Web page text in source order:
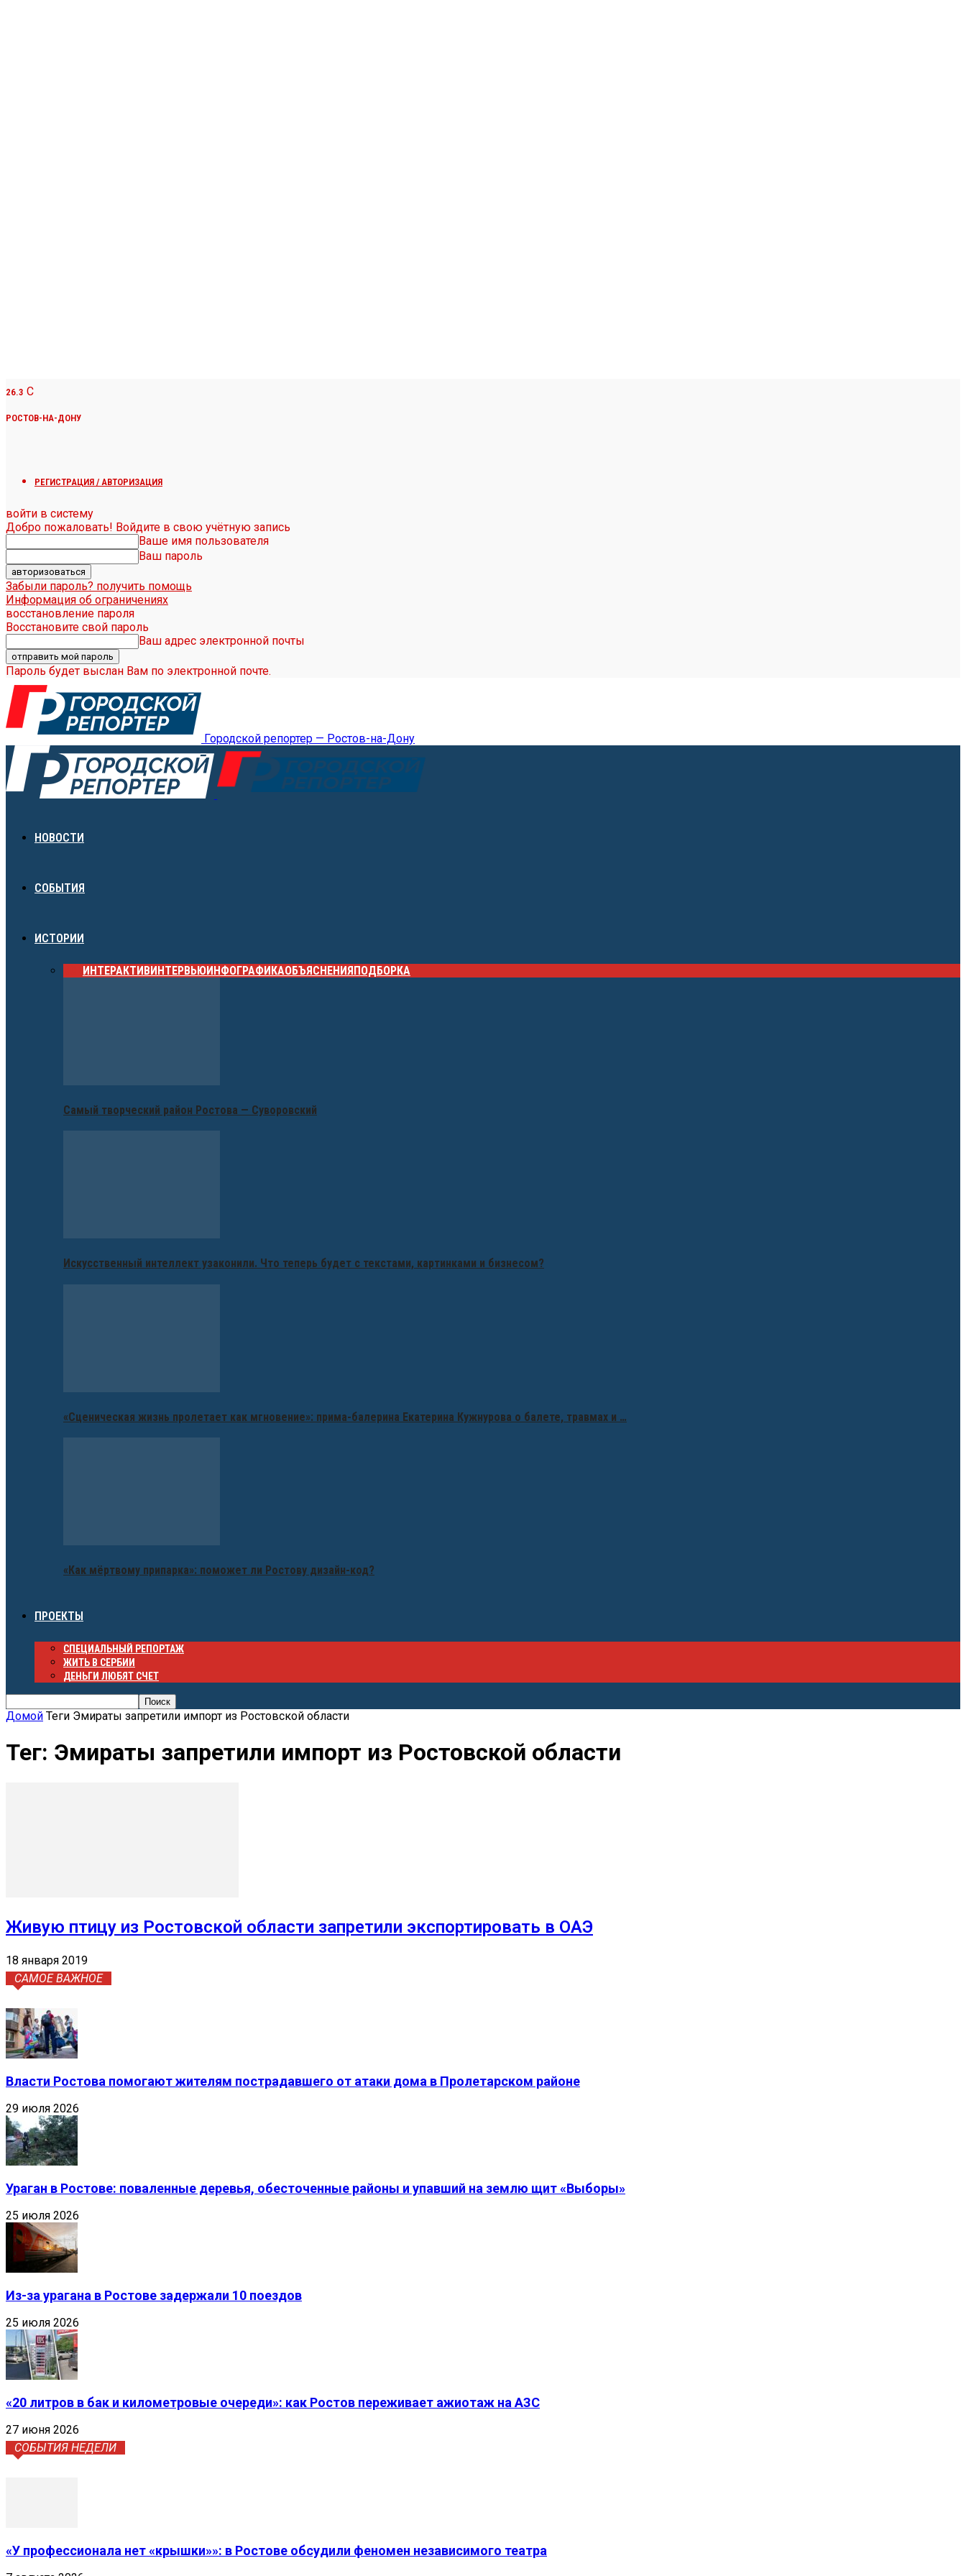
26.3 C
РОСТОВ-НА-ДОНУ
РЕГИСТРАЦИЯ / АВТОРИЗАЦИЯ
войти в систему
Добро пожаловать! Войдите в свою учётную запись
Ваше имя пользователя
Ваш пароль
Забыли пароль? получить помощь
Информация об ограничениях
восстановление пароля
Восстановите свой пароль
Ваш адрес электронной почты
Пароль будет выслан Вам по электронной почте.
Городской репортер — Ростов-на-Дону
НОВОСТИ
СОБЫТИЯ
ИСТОРИИ
ИНТЕРАКТИВИНТЕРВЬЮИНФОГРАФИКАОБЪЯСНЕНИЯПОДБОРКА
Самый творческий район Ростова — Суворовский
Искусственный интеллект узаконили. Что теперь будет с текстами, картинками и бизнесом?
«Сценическая жизнь пролетает как мгновение»: прима-балерина Екатерина Кужнурова о балете, травмах и …
«Как мёртвому припарка»: поможет ли Ростову дизайн-код?
ПРОЕКТЫ
СПЕЦИАЛЬНЫЙ РЕПОРТАЖ
ЖИТЬ В СЕРБИИ
ДЕНЬГИ ЛЮБЯТ СЧЕТ
Домой Теги Эмираты запретили импорт из Ростовской области
Тег: Эмираты запретили импорт из Ростовской области
Живую птицу из Ростовской области запретили экспортировать в ОАЭ
18 января 2019
САМОЕ ВАЖНОЕ
Власти Ростова помогают жителям пострадавшего от атаки дома в Пролетарском районе
29 июля 2026
Ураган в Ростове: поваленные деревья, обесточенные районы и упавший на землю щит «Выборы»
25 июля 2026
Из-за урагана в Ростове задержали 10 поездов
25 июля 2026
«20 литров в бак и километровые очереди»: как Ростов переживает ажиотаж на АЗС
27 июня 2026
СОБЫТИЯ НЕДЕЛИ
«У профессионала нет «крышки»»: в Ростове обсудили феномен независимого театра